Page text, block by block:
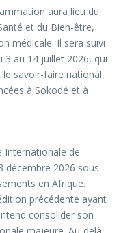
aura lieu du
et du Bien-être,
médicale. Il sera suivi
3 au 14 juillet 2026, qui
savoir-faire national,
à Sokodé et à
Internationale de
décembre 2026 sous
en Afrique.
précédente ayant
consolider son